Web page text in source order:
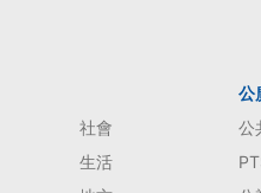
社會
生活
公
公